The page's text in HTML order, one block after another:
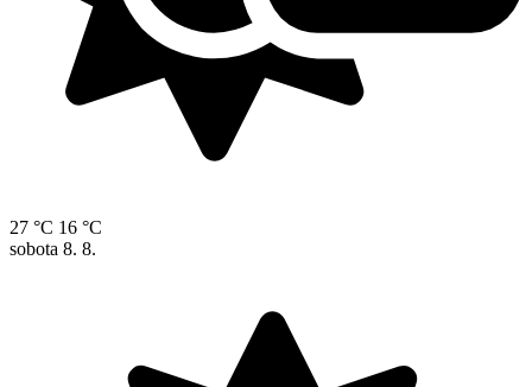
27 °C 16 °C
sobota 8. 8.